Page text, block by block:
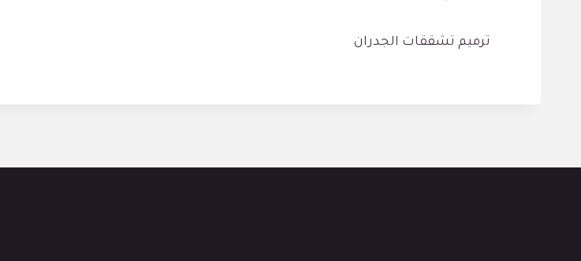
ترميم تشققات الجدران